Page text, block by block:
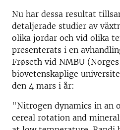
Nu har dessa resultat
detaljerade studier av
olika jordar och vid olika
presenterats i en
Frøseth vid NMBU
biovetenskaplige
den 4 mars i år:
"Nitrogen dynamics in an
cereal rotation and